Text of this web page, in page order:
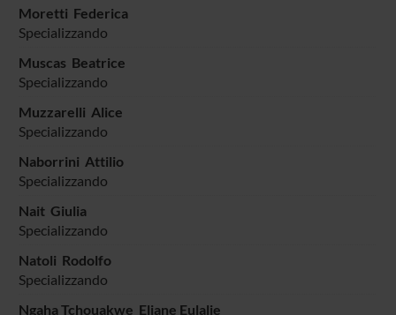
Moretti Federica
Specializzando
Muscas Beatrice
Specializzando
Muzzarelli Alice
Specializzando
Naborrini Attilio
Specializzando
Nait Giulia
Specializzando
Natoli Rodolfo
Specializzando
Ngaha Tchouakwe Eliane Eulalie